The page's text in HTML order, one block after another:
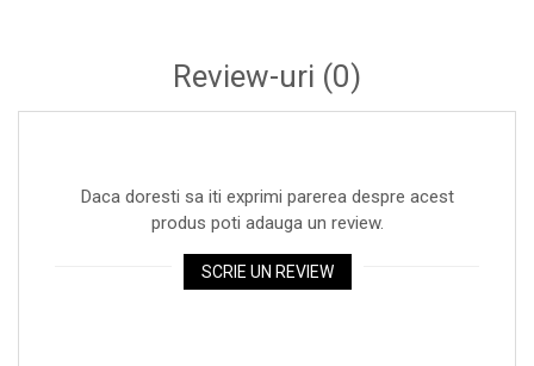
Review-uri (0)
Daca doresti sa iti exprimi parerea despre acest
produs poti adauga un review.
SCRIE UN REVIEW